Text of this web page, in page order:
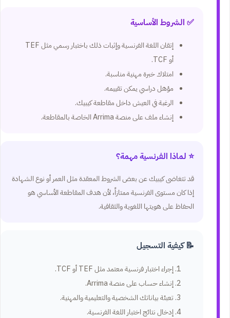
✅ الشروط الأساسية
إتقان اللغة الفرنسية وإثبات ذلك باختبار رسمي مثل TEF
أو TCF.
امتلاك خبرة مهنية مناسبة.
مؤهل دراسي يمكن تقييمه.
الرغبة في العيش داخل مقاطعة كيبيك.
إنشاء ملف على منصة Arrima الخاصة بالمقاطعة.
⭐ لماذا الفرنسية مهمة؟
قد تتغاضى كيبيك عن بعض الشروط المعقدة مثل العمر أو نوع الشهادة
إذا كان مستوى الفرنسية ممتازاً، لأن هدف المقاطعة الأساسي هو
الحفاظ على هويتها اللغوية والثقافية.
📝 كيفية التسجيل
إجراء اختبار فرنسية معتمد مثل TEF أو TCF.
إنشاء حساب على منصة Arrima.
تعبئة بياناتك الشخصية والتعليمية والمهنية.
إدخال نتائج اختبار اللغة الفرنسية.